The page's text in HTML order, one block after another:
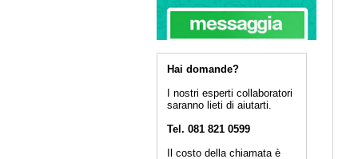
Hai domande?
I nostri esperti collaboratori
saranno lieti di aiutarti.
Tel. 081 821 0599
Il costo della chiamata è